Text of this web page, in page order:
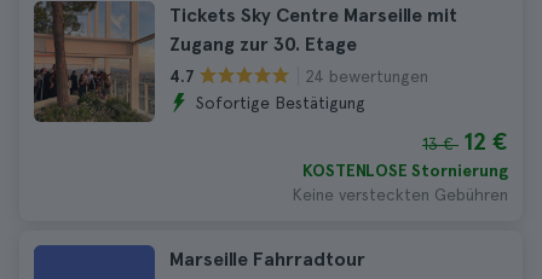
Tickets Sky Centre Marseille mit
Zugang zur 30. Etage
4.7
24 bewertungen
Sofortige Bestätigung
13 € 12 €
KOSTENLOSE Stornierung
Keine versteckten Gebühren
Marseille Fahrradtour